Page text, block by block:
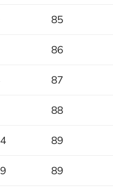
85
86
87
88
89
89